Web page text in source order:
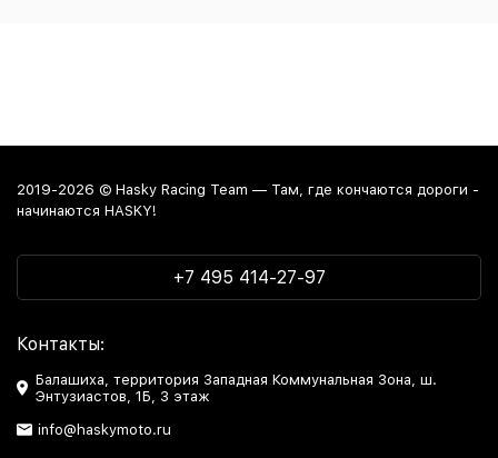
2019-2026 © Hasky Racing Team — Там, где кончаются дороги -
начинаются HASKY!
+7 495 414-27-97
Контакты:
Балашиха, территория Западная Коммунальная Зона, ш.
Энтузиастов, 1Б, 3 этаж
info@haskymoto.ru